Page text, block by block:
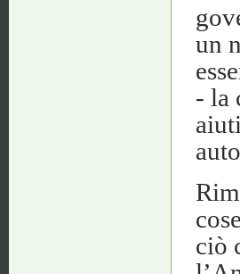
un
- la
ciò